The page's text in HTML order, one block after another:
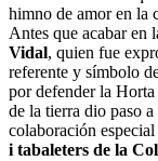
himno de amor en la
Antes que acabar en
Vidal, quien fue
referente y símbolo
por defender la
de la tierra dio paso a
colaboración especial
i tabaleters de la